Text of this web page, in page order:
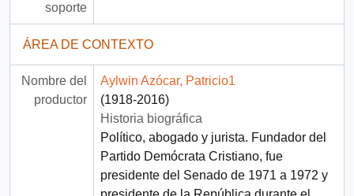
soporte
ÁREA DE CONTEXTO
Nombre del
productor
Aylwin Azócar, Patricio1
(1918-2016)
Historia biográfica
Político, abogado y jurista. Fundador del
Partido Demócrata Cristiano, fue
presidente del Senado de 1971 a 1972 y